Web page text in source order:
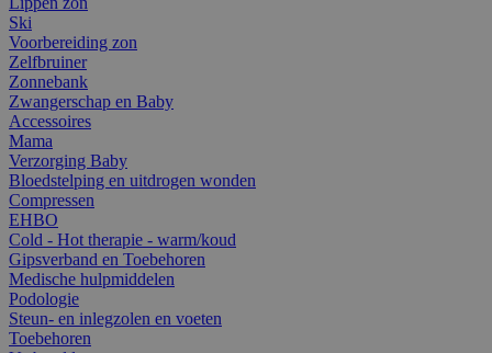
Ski
Voorbereiding zon
Zelfbruiner
Zonnebank
Zwangerschap en Baby
Accessoires
Mama
Verzorging Baby
Bloedstelping en uitdrogen wonden
Compressen
EHBO
Cold - Hot therapie - warm/koud
Gipsverband en Toebehoren
Medische hulpmiddelen
Podologie
Steun- en inlegzolen en voeten
Toebehoren